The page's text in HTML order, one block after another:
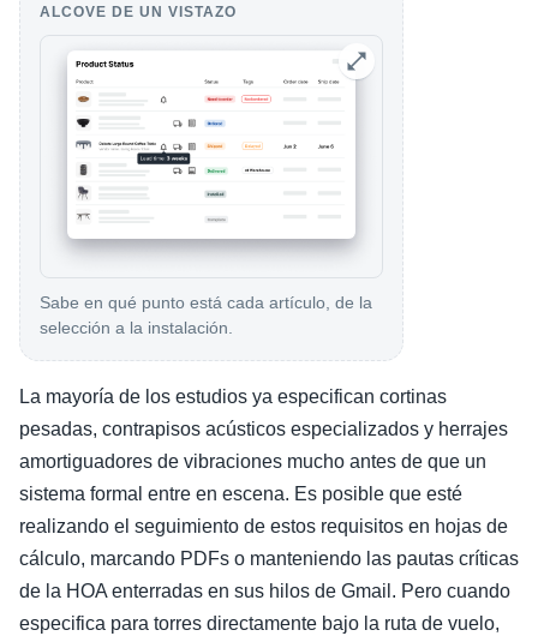
ALCOVE DE UN VISTAZO
Sabe en qué punto está cada artículo, de la
selección a la instalación.
La mayoría de los estudios ya especifican cortinas
pesadas, contrapisos acústicos especializados y herrajes
amortiguadores de vibraciones mucho antes de que un
sistema formal entre en escena. Es posible que esté
realizando el seguimiento de estos requisitos en hojas de
cálculo, marcando PDFs o manteniendo las pautas críticas
de la HOA enterradas en sus hilos de Gmail. Pero cuando
especifica para torres directamente bajo la ruta de vuelo,